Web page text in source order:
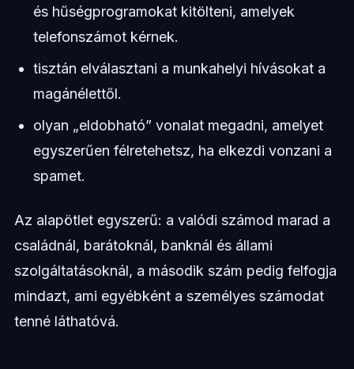
és hűségprogramokat kitölteni, amelyek
telefonszámot kérnek.
tisztán elválasztani a munkahelyi hívásokat a
magánélettől.
olyan „eldobható” vonalat megadni, amelyet
egyszerűen félretehetsz, ha elkezdi vonzani a
spamet.
Az alapötlet egyszerű: a valódi számod marad a
családnál, barátoknál, banknál és állami
szolgáltatásoknál, a második szám pedig felfogja
mindazt, ami egyébként a személyes számodat
tenné láthatóvá.